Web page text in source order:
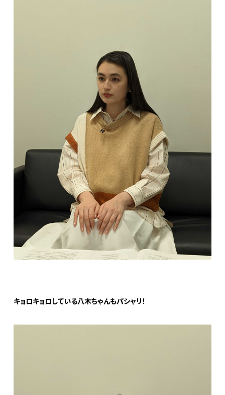
キョロキョロしている八木ちゃんもパシャリ！